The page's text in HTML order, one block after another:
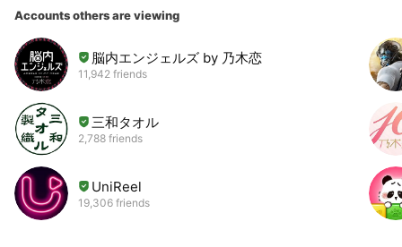
Accounts others are viewing
脳内エンジェルズ by 乃木恋
11,942 friends
三和タオル
2,788 friends
UniReel
19,306 friends